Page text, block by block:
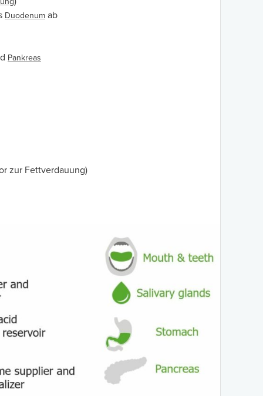
Duodenum ab
Pankreas
zur Fettverdauung)